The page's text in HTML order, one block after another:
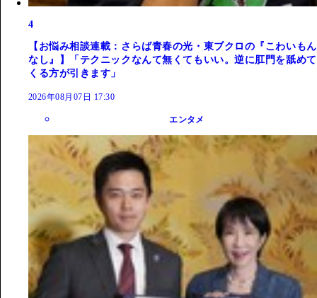
4
【お悩み相談連載：さらば青春の光・東ブクロの『こわいもん
なし』】「テクニックなんて無くてもいい。逆に肛門を舐めて
くる方が引きます」
2026年08月07日 17:30
エンタメ